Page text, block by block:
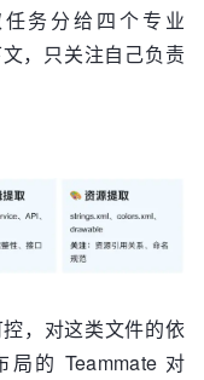
务分给四个专业
，只关注自己负责
，对这类文件的依
的 Teammate 对